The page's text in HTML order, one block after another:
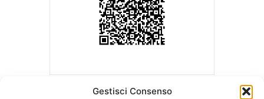
Gestisci Consenso